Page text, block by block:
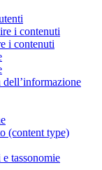
i contenuti
i contenuti
(content type)
tassonomie